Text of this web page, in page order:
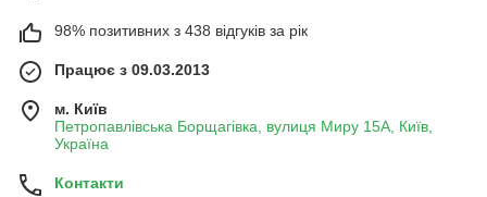
98% позитивних з 438 відгуків за рік
Працює з 09.03.2013
м. Київ
Петропавлівська Борщагівка, вулиця Миру 15А, Київ,
Україна
Контакти